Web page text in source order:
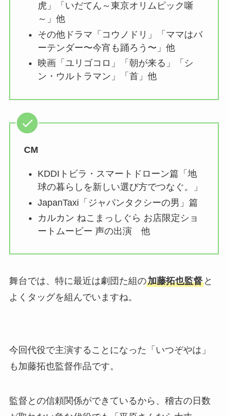
虎」「いだてん～東京オリムピック噺
～」他
その他ドラマ「コウノドリ」「ママはバ
ーテンダー〜今宵も踊ろう〜」他
映画「ユリゴコロ」「朝が来る」「シ
ン・ウルトラマン」「首」他
CM
KDDIトビラ・スマートドローン篇「地
球の暮らしを新しい選び方でつなぐ。」
JapanTaxi「ジャパンタクシーの男」篇
カルカン ねこまっしぐら お店限定ショ
ートムービー 声の出演 他
舞台では、特に最近は劇団た組の加藤拓也監督と
よくタッグを組んでいますね。
今回代役で主演することになった「いつぞやは」
も加藤拓也監督作品です。
監督との信頼関係ができているから、稽古の日数